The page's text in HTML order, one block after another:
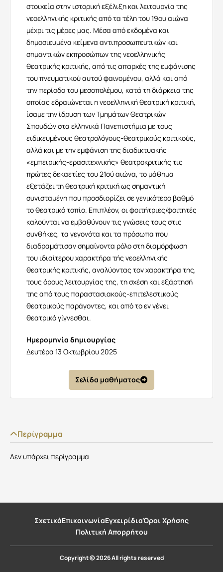
στοιχεία στην ιστορική εξέλιξη και λειτουργία της
νεοελληνικής κριτικής από τα τέλη του 19ου αιώνα
μέχρι τις μέρες μας. Μέσα από εκδομένα και
δημοσιευμένα κείμενα αντιπροσωπευτικών και
σημαντικών εκπροσώπων της νεοελληνικής
θεατρικής κριτικής, από τις απαρχές της εμφάνισης
του πνευματικού αυτού φαινομένου, αλλά και από
την περίοδο του μεσοπολέμου, κατά τη διάρκεια της
οποίας εδραιώνεται η νεοελληνική θεατρική κριτική,
ίσαμε την ίδρυση των Τμημάτων Θεατρικών
Σπουδών στα ελληνικά Πανεπιστήμια με τους
ειδικευμένους θεατρολόγους-θεατρικούς κριτικούς,
αλλά και με την εμφάνιση της διαδικτυακής
«εμπειρικής-ερασιτεχνικής» θεατροκριτικής τις
πρώτες δεκαετίες του 21ού αιώνα, το μάθημα
εξετάζει τη θεατρική κριτική ως σημαντική
συνισταμένη που προσδιορίζει σε γενικότερο βαθμό
το θεατρικό τοπίο. Επιπλέον, οι φοιτήτριες/φοιτητές
καλούνται να εμβαθύνουν τις γνώσεις τους στις
συνθήκες, τα γεγονότα και τα πρόσωπα που
διαδραμάτισαν σημαίνοντα ρόλο στη διαμόρφωση
του ιδιαίτερου χαρακτήρα τής νεοελληνικής
θεατρικής κριτικής, αναλύοντας τον χαρακτήρα της,
τους όρους λειτουργίας της, τη σχέση και εξάρτησή
της από τους παραστασιακούς-επιτελεστικούς
θεατρικούς παράγοντες, και από το εν γένει
θεατρικό γίγνεσθαι.
Ημερομηνία δημιουργίας
Δευτέρα 13 Οκτωβρίου 2025
Σελίδα μαθήματος
Περίγραμμα
Δεν υπάρχει περίγραμμα
ΣχετικάΕπικοινωνίαΕγχειρίδιαΌροι Χρήσης
Πολιτική Απορρήτου
Copyright © 2026 All rights reserved